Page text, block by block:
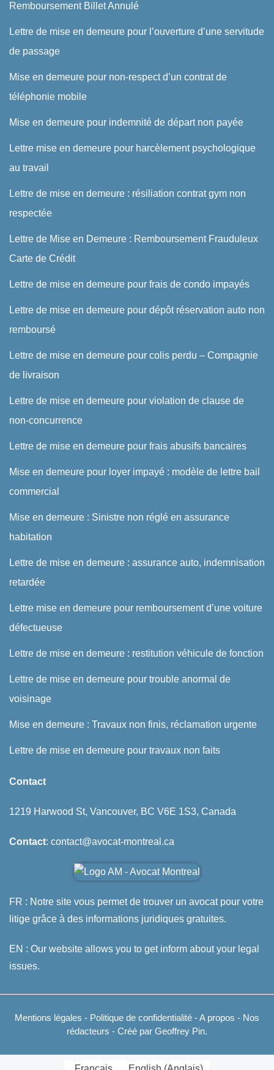
Remboursement Billet Annulé
Lettre de mise en demeure pour l’ouverture d’une servitude
de passage
Mise en demeure pour non-respect d’un contrat de
téléphonie mobile
Mise en demeure pour indemnité de départ non payée
Lettre mise en demeure pour harcèlement psychologique
au travail
Lettre de mise en demeure : résiliation contrat gym non
respectée
Lettre de Mise en Demeure : Remboursement Frauduleux
Carte de Crédit
Lettre de mise en demeure pour frais de condo impayés
Lettre de mise en demeure pour dépôt réservation auto non
remboursé
Lettre de mise en demeure pour colis perdu – Compagnie
de livraison
Lettre de mise en demeure pour violation de clause de
non-concurrence
Lettre de mise en demeure pour frais abusifs bancaires
Mise en demeure pour loyer impayé : modèle de lettre bail
commercial
Mise en demeure : Sinistre non réglé en assurance
habitation
Lettre de mise en demeure : assurance auto, indemnisation
retardée
Lettre mise en demeure pour remboursement d’une voiture
défectueuse
Lettre de mise en demeure : restitution véhicule de fonction
Lettre de mise en demeure pour trouble anormal de
voisinage
Mise en demeure : Travaux non finis, réclamation urgente
Lettre de mise en demeure pour travaux non faits
Contact
1219 Harwood St, Vancouver, BC V6E 1S3, Canada
Contact: contact@avocat-montreal.ca
FR : Notre site vous permet de trouver un avocat pour votre
litige grâce à des informations juridiques gratuites.
EN : Our website allows you to get inform about your legal
issues.
Mentions légales - Politique de confidentialité -A propos - Nos
rédacteurs - Créé par Geoffrey Pin.